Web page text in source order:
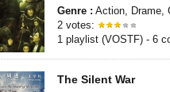
Genre : Action, Drame,
2 votes:
1 playlist (VOSTF) - 6
The Silent War